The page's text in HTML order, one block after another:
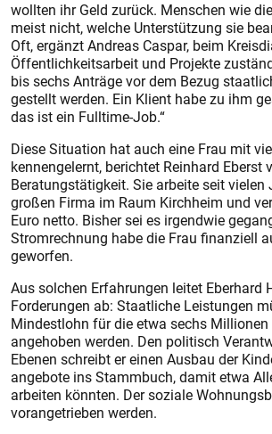
wollten ihr Geld zurück. Menschen wie
meist nicht, welche Unterstützung sie
Oft, ergänzt Andreas Caspar, beim
Öffentlichkeitsarbeit und Projekte
bis sechs Anträge vor dem Bezug
gestellt werden. Ein Klient habe zu ihm
das ist ein Fulltime-Job.“
Diese Situation hat auch eine Frau mit
kennengelernt, berichtet Reinhard Eberst
Beratungstätigkeit. Sie arbeite seit vielen
großen Firma im Raum Kirchheim und
Euro netto. Bisher sei es irgendwie
Stromrechnung habe die Frau finanziell
geworfen.
Aus solchen Erfahrungen leitet Eberhard
Forderungen ab: Staatliche Leistungen
Mindestlohn für die etwa sechs Millionen
angehoben werden. Den politisch
Ebenen schreibt er einen Ausbau der
angebote ins Stammbuch, damit etwa
arbeiten könnten. Der soziale
vorangetrieben werden.